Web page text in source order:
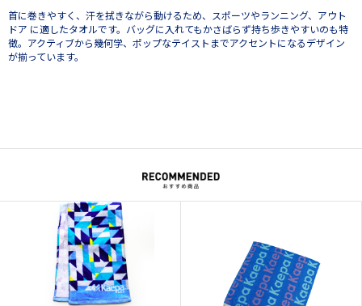
首に巻きやすく、汗を拭きながら動けるため、スポーツやランニング、アウト
ドア に適したタオルです。バッグに入れてもかさばらず持ち歩きやすいのも特
徴。アクティブから幾何学、ポップなテイストまでアクセントになるデザイン
が揃っています。